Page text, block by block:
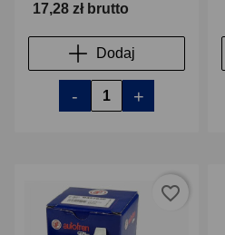
17,28 zł brutto
Dodaj
- +
favorite_border